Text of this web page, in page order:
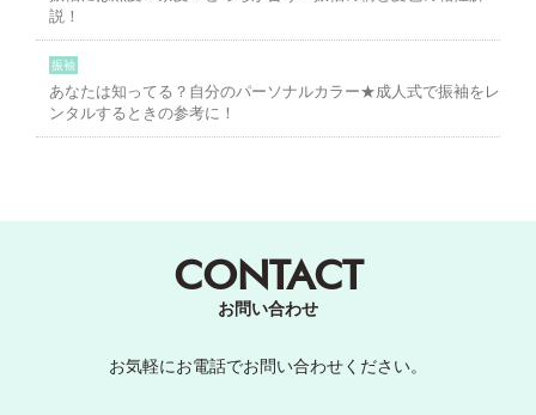
説！
振袖
あなたは知ってる？自分のパーソナルカラー★成人式で振袖をレ
ンタルするときの参考に！
CONTACT
お問い合わせ
お気軽にお電話でお問い合わせください。